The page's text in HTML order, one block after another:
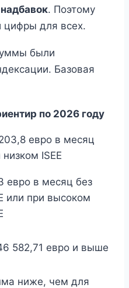
. Поэтому
цифры для всех.
были
Базовая
по 2026 году
евро в месяц
низком ISEE
евро в месяц без
или при высоком
582,71 евро и выше
ниже, чем для